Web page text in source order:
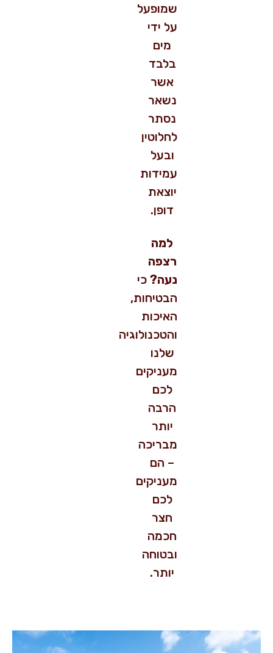
שמופעל
על ידי
מים
בלבד
אשר
נשאר
נסתר
לחלוטין
ובעל
עמידות
יוצאת
דופן.
למה
רצפה
נעה? כי
הבטיחות,
האיכות
והטכנולוגיה
שלנו
מעניקים
לכם
הרבה
יותר
מבריכה
– הם
מעניקים
לכם
חצר
חכמה
ובטוחה
יותר.